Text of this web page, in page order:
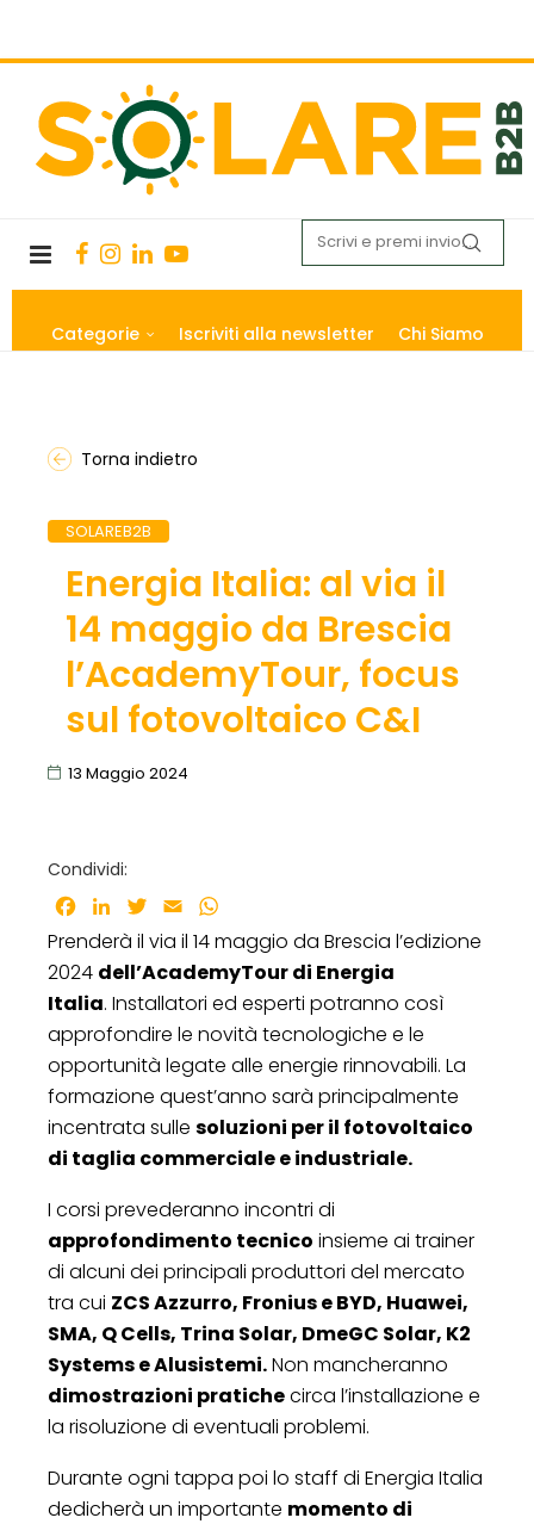
Categorie Iscriviti alla newsletter Chi Siamo
Torna indietro
SOLAREB2B
Energia Italia: al via il
14 maggio da Brescia
l’AcademyTour, focus
sul fotovoltaico C&I
13 Maggio 2024
Condividi:
Facebook
LinkedInTwitter
Email
Prenderà il via il 14 maggio da Brescia l’edizione
2024 dell’AcademyTour di Energia
Italia. Installatori ed esperti potranno così
approfondire le novità tecnologiche e le
opportunità legate alle energie rinnovabili. La
formazione quest’anno sarà principalmente
incentrata sulle soluzioni per il fotovoltaico
di taglia commerciale e industriale.
I corsi prevederanno incontri di
approfondimento tecnico insieme ai trainer
di alcuni dei principali produttori del mercato
tra cui ZCS Azzurro, Fronius e BYD, Huawei,
SMA, Q Cells, Trina Solar, DmeGC Solar, K2
Systems e Alusistemi.Non mancheranno
dimostrazioni pratichecirca l’installazione e
la risoluzione di eventuali problemi.
Durante ogni tappa poi lo staff di Energia Italia
dedicherà un importante momento di